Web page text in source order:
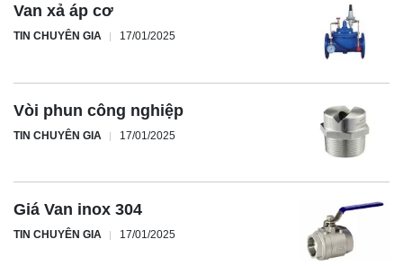
Van xả áp cơ
TIN CHUYÊN GIA 17/01/2025
Vòi phun công nghiệp
TIN CHUYÊN GIA 17/01/2025
Giá Van inox 304
TIN CHUYÊN GIA 17/01/2025